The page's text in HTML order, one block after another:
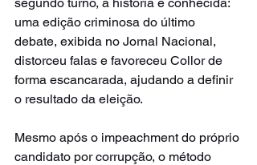
uma edição criminosa do último
debate, exibida no Jornal Nacional,
distorceu falas e favoreceu Collor de
forma escancarada, ajudando a definir
o resultado da eleição.
Mesmo após o impeachment do próprio
candidato por corrupção, o método